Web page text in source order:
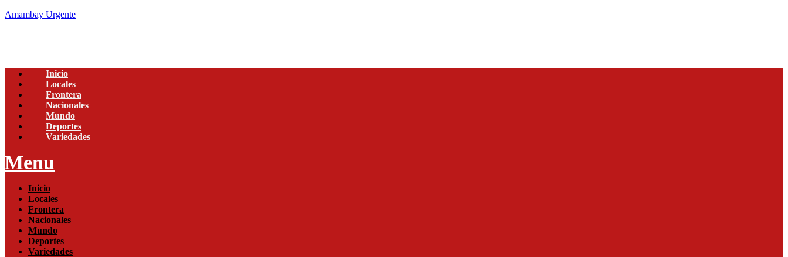
Amambay Urgente
Inicio
Locales
Frontera
Nacionales
Mundo
Deportes
Variedades
Menu
Inicio
Locales
Frontera
Nacionales
Mundo
Deportes
Variedades